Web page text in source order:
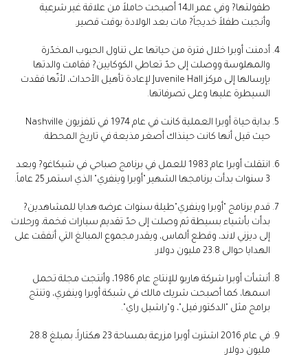
طفولتها? وفي عمر الـ14 أصبحت حاملاً من علاقة غير شرعية
وأنجبت طفلاً خديجاً? مات بعد الولادة بوقت قصير.
أدمنت أوبرا خلال فترة من حياتها على تناول الحبوب المخدّرة
والمهلوسة ووصلت إلى حدّ تعاطي الكوكايين? فقامت والدتها
بإرسالها إلى مركز Juvenile Hall لإعادة تأهيل الأحداث، لأنّها فقدت
السيطرة عليها وعلى تصرفاتها.
بداية حياة أوبرا العملية كانت في عام 1974 في تلفزيون Nashville
حيث قيل أنها كانت حينذاك أصغر مذيعة في تاريخ المحطة.
انتقلت أوبرا عام 1983 للعمل في برنامج صباحي في شيكاغو? وبعد
3 سنوات بدأت برنامجها الشهير "أوبرا وينفري" الذي استمر 25 عاماً.
قدم برنامج "أوبرا وينفري"طيلة سنوات عرضه هدايا للمشاهدين?
بدأت بأشياء بسيطة ثم وصلت إلى حدّ تقديم سيارات فخمة، ورحلات
إلى ديزني لاند، وقطع ألماس، ويقدر مجموع المبالغ التي أنفقت على
الهدايا حوالى 23.8 مليون دولار.
أنشأت أوبرا شركة هاربو للإنتاج عام 1986، وأنتجت مجلة تحمل
اسمها، كما أصبحت شريك مالك في شبكة أوبرا وينفري، وتنتج
برامج مثل "الدكتور فيل"، و"راشيل راي".
في عام 2016 اشترت أوبرا مزرعة بمساحة 23 هكتاراً، بمبلغ 28.8
مليون دولار.